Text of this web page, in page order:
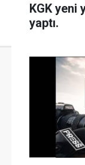
KGK yeni
yaptı.